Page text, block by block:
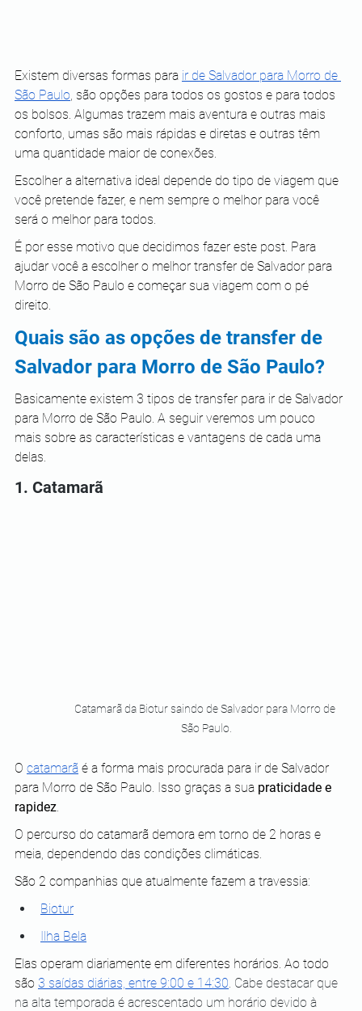
Existem diversas formas para ir de Salvador para Morro de
São Paulo , são opções para todos os gostos e para todos
os bolsos. Algumas trazem mais aventura e outras mais
conforto, umas são mais rápidas e diretas e outras têm
uma quantidade maior de conexões.
Escolher a alternativa ideal depende do tipo de viagem que
você pretende fazer, e nem sempre o melhor para você
será o melhor para todos.
É por esse motivo que decidimos fazer este post. Para
ajudar você a escolher o melhor transfer de Salvador para
Morro de São Paulo e começar sua viagem com o pé
direito.
Quais são as opções de transfer de
Salvador para Morro de São Paulo?
Basicamente existem 3 tipos de transfer para ir de Salvador
para Morro de São Paulo. A seguir veremos um pouco
mais sobre as características e vantagens de cada uma
delas.
1. Catamarã
Catamarã da Biotur saindo de Salvador para Morro de
São Paulo.
O catamarã é a forma mais procurada para ir de Salvador
para Morro de São Paulo. Isso graças a sua praticidade e
rapidez
O percurso do catamarã demora em torno de 2 horas e
meia, dependendo das condições climáticas.
São 2 companhias que atualmente fazem a travessia:
Biotur
Ilha Bela
Elas operam diariamente em diferentes horários. Ao todo
são 3 saídas diárias, entre 9:00 e 14:30 . Cabe destacar que
na alta temporada é acrescentado um horário devido à